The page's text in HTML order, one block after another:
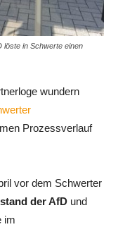
löste in Schwerte einen
wundern
Prozessverlauf
vor dem Schwerter
der AfD und
im